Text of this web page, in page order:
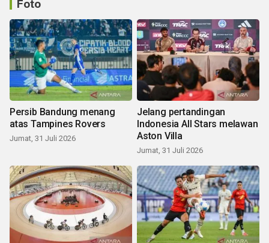
Foto
Persib Bandung menang
atas Tampines Rovers
Jumat, 31 Juli 2026
Jelang pertandingan
Indonesia All Stars melawan
Aston Villa
Jumat, 31 Juli 2026